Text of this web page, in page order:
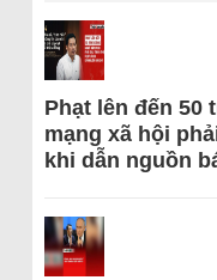
Phạt lên đến 50
mạng xã hội
khi dẫn nguồn